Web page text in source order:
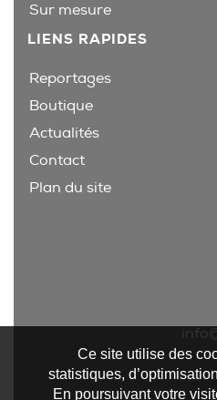
Sur mesure
LIENS RAPIDES
Reportages
Boutique
Actualités
Contact
Plan du site
Ce site utilise des
statistiques,
En poursuivant votre